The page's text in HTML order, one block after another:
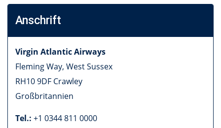
Anschrift
Virgin Atlantic Airways
Fleming Way, West Sussex
RH10 9DF Crawley
Großbritannien
Tel.: +1 0344 811 0000